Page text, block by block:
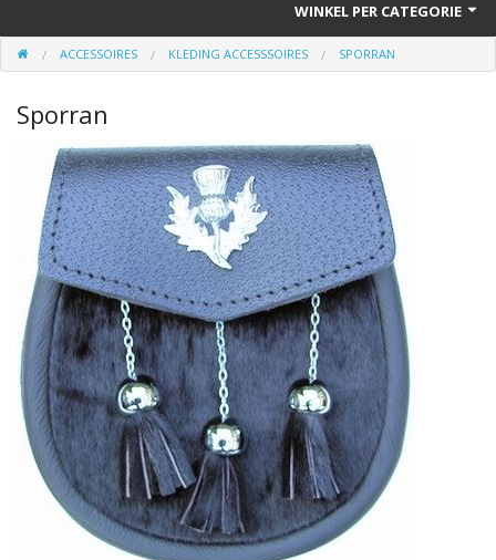
WINKEL PER CATEGORIE
Accessoires
Doedelzakspeler
Eten en Drinken
Kilt - Kleding
Highland Titles
Verhuur
AFGEPRIJST - UITVERKOOP
ACCESSOIRES KLEDING ACCESSSOIRES SPORRAN
Sporran